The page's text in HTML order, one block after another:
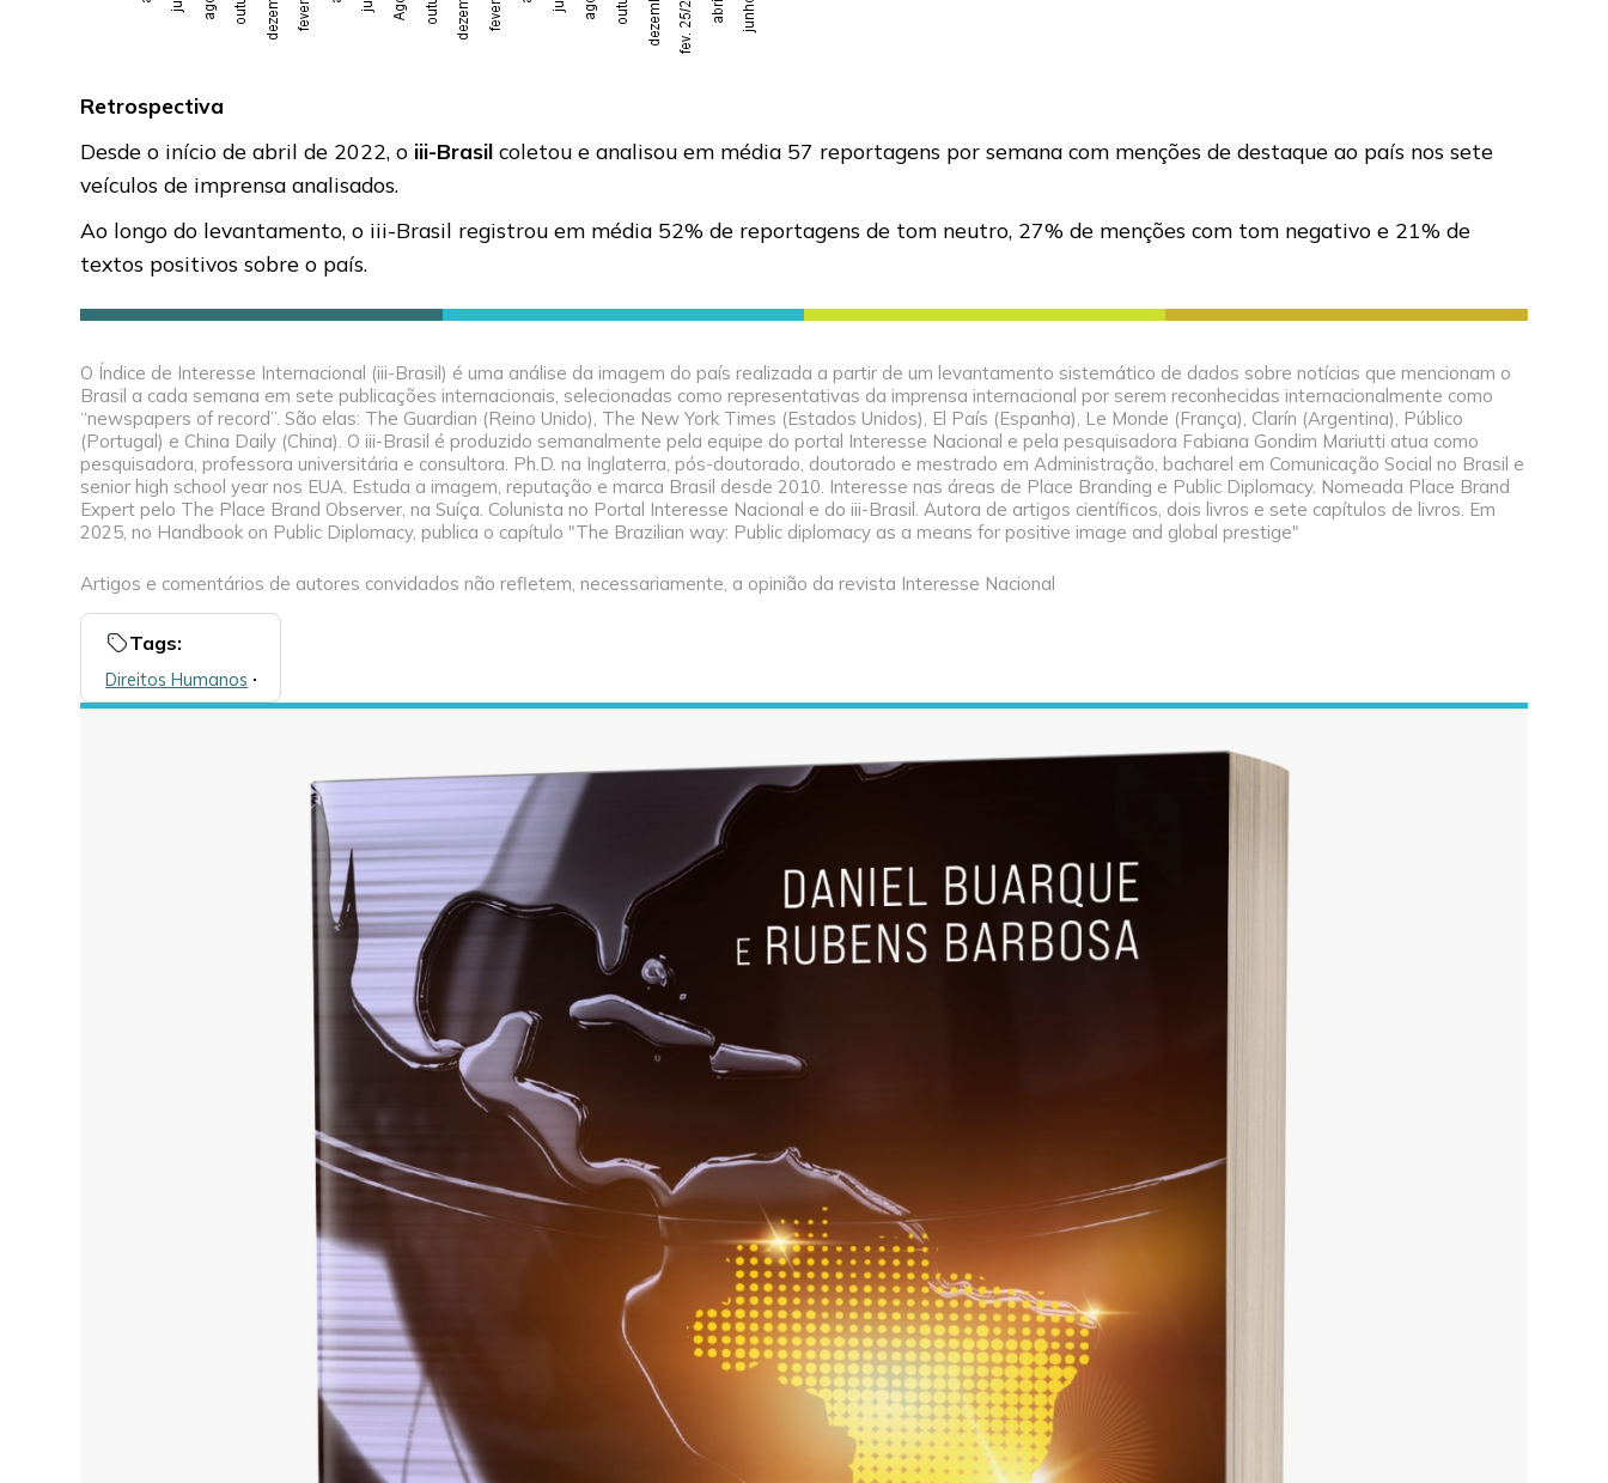
Retrospectiva
Desde o início de abril de 2022, o iii-Brasil coletou e analisou em média 57 reportagens por semana com menções de destaque ao país nos sete
veículos de imprensa analisados.
Ao longo do levantamento, o iii-Brasil registrou em média 52% de reportagens de tom neutro, 27% de menções com tom negativo e 21% de
textos positivos sobre o país.
O Índice de Interesse Internacional (iii-Brasil) é uma análise da imagem do país realizada a partir de um levantamento sistemático de dados sobre notícias que mencionam o
Brasil a cada semana em sete publicações internacionais, selecionadas como representativas da imprensa internacional por serem reconhecidas internacionalmente como
“newspapers of record”. São elas: The Guardian (Reino Unido), The New York Times (Estados Unidos), El País (Espanha), Le Monde (França), Clarín (Argentina), Público
(Portugal) e China Daily (China). O iii-Brasil é produzido semanalmente pela equipe do portal Interesse Nacional e pela pesquisadora Fabiana Gondim Mariutti atua como
pesquisadora, professora universitária e consultora. Ph.D. na Inglaterra, pós-doutorado, doutorado e mestrado em Administração, bacharel em Comunicação Social no Brasil e
senior high school year nos EUA. Estuda a imagem, reputação e marca Brasil desde 2010. Interesse nas áreas de Place Branding e Public Diplomacy. Nomeada Place Brand
Expert pelo The Place Brand Observer, na Suíça. Colunista no Portal Interesse Nacional e do iii-Brasil. Autora de artigos científicos, dois livros e sete capítulos de livros. Em
2025, no Handbook on Public Diplomacy, publica o capítulo "The Brazilian way: Public diplomacy as a means for positive image and global prestige"
Artigos e comentários de autores convidados não refletem, necessariamente, a opinião da revista Interesse Nacional
Tags:
Direitos Humanos 🞌